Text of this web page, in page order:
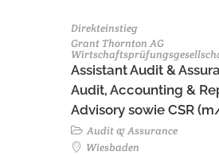
Direkteinstieg
Grant Thornton AG
Assistant Audit &
Audit, Accounting &
Advisory sowie CSR
Audit & Assurance
Wiesbaden